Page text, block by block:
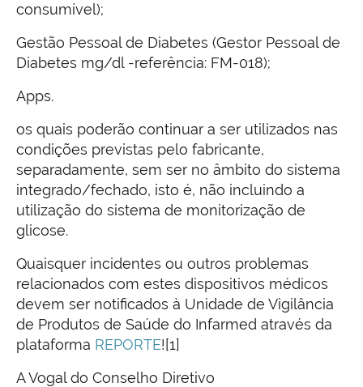
consumível);
Gestão Pessoal de Diabetes (Gestor Pessoal de
Diabetes mg/dl -referência: FM-018);
Apps.
os quais poderão continuar a ser utilizados nas
condições previstas pelo fabricante,
separadamente, sem ser no âmbito do sistema
integrado/fechado, isto é, não incluindo a
utilização do sistema de monitorização de
glicose.
Quaisquer incidentes ou outros problemas
relacionados com estes dispositivos médicos
devem ser notificados à Unidade de Vigilância
de Produtos de Saúde do Infarmed através da
plataforma REPORTE![1]
A Vogal do Conselho Diretivo